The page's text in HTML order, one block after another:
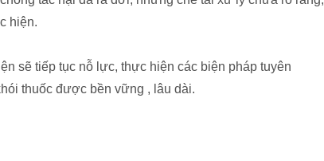
hiện.
sẽ tiếp tục nỗ lực, thực hiện các biện pháp tuyên
thuốc được bền vững , lâu dài.